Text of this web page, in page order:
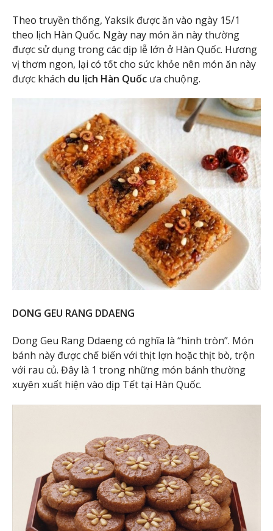
Theo truyền thống, Yaksik được ăn vào ngày 15/1
theo lịch Hàn Quốc. Ngày nay món ăn này thường
được sử dụng trong các dịp lễ lớn ở Hàn Quốc. Hương
vị thơm ngon, lại có tốt cho sức khỏe nên món ăn này
được khách du lịch Hàn Quốc ưa chuộng.
DONG GEU RANG DDAENG
Dong Geu Rang Ddaeng có nghĩa là “hình tròn”. Món
bánh này được chế biến với thịt lợn hoặc thịt bò, trộn
với rau củ. Đây là 1 trong những món bánh thường
xuyên xuất hiện vào dịp Tết tại Hàn Quốc.